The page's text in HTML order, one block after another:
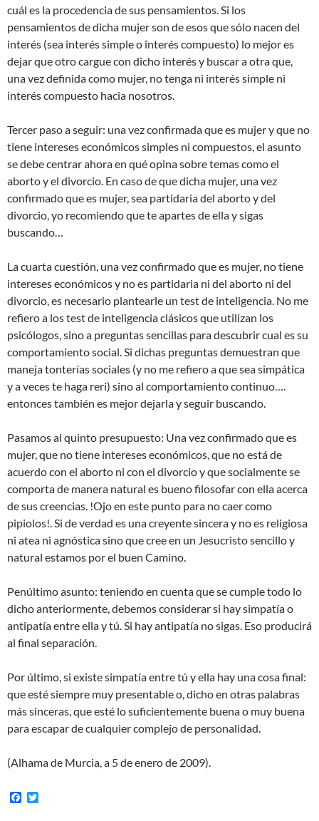
cuál es la procedencia de sus pensamientos. Si los
pensamientos de dicha mujer son de esos que sólo nacen del
interés (sea interés simple o interés compuesto) lo mejor es
dejar que otro cargue con dicho interés y buscar a otra que,
una vez definida como mujer, no tenga ni interés simple ni
interés compuesto hacia nosotros.
Tercer paso a seguir: una vez confirmada que es mujer y que no
tiene intereses económicos simples ni compuestos, el asunto
se debe centrar ahora en qué opina sobre temas como el
aborto y el divorcio. En caso de que dicha mujer, una vez
confirmado que es mujer, sea partidaria del aborto y del
divorcio, yo recomiendo que te apartes de ella y sigas
buscando…
La cuarta cuestión, una vez confirmado que es mujer, no tiene
intereses económicos y no es partidaria ni del aborto ni del
divorcio, es necesario plantearle un test de inteligencia. No me
refiero a los test de inteligencia clásicos que utilizan los
psicólogos, sino a preguntas sencillas para descubrir cual es su
comportamiento social. Si dichas preguntas demuestran que
maneja tonterías sociales (y no me refiero a que sea simpática
y a veces te haga reri) sino al comportamiento continuo….
entonces también es mejor dejarla y seguir buscando.
Pasamos al quinto presupuesto: Una vez confirmado que es
mujer, que no tiene intereses económicos, que no está de
acuerdo con el aborto ni con el divorcio y que socialmente se
comporta de manera natural es bueno filosofar con ella acerca
de sus creencias. !Ojo en este punto para no caer como
pipiolos!. Si de verdad es una creyente sincera y no es religiosa
ni atea ni agnóstica sino que cree en un Jesucristo sencillo y
natural estamos por el buen Camino.
Penúltimo asunto: teniendo en cuenta que se cumple todo lo
dicho anteriormente, debemos considerar si hay simpatía o
antipatía entre ella y tú. Si hay antipatía no sigas. Eso producirá
al final separación.
Por último, si existe simpatía entre tú y ella hay una cosa final:
que esté siempre muy presentable o, dicho en otras palabras
más sinceras, que esté lo suficientemente buena o muy buena
para escapar de cualquier complejo de personalidad.
(Alhama de Murcia, a 5 de enero de 2009).
F